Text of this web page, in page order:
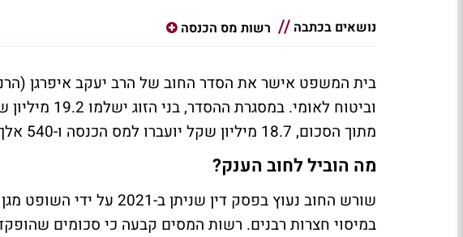
נושאים בכתבה
רשות מס הכנסה
בית המשפט אישר את הסדר החוב של הרב יעקב איפרגן
וביטוח
מתוך הסכום, 18.7 מיליון שקל יועברו למס הכנסה ו-540 אלף שקל לביטוח לאומי.
מה הוביל לחוב הענק?
שורש החוב נעוץ בפסק דין
במיסוי חצרות רבנים. רשות המסים קבעה כי סכומים